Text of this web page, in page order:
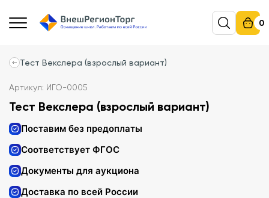
0
Тест Векслера (взрослый вариант)
Артикул: ИГО-0005
Тест Векслера (взрослый вариант)
Поставим без предоплаты
Соответствует ФГОС
Документы для аукциона
Доставка по всей России